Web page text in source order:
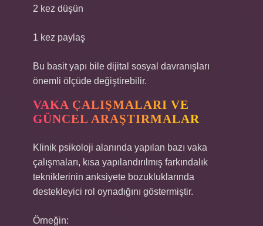
2 kez düşün
1 kez paylaş
Bu basit yapı bile dijital sosyal davranışları
önemli ölçüde değiştirebilir.
VAKA ÇALIŞMALARI VE
GÜNCEL ARAŞTIRMALAR
Klinik psikoloji alanında yapılan bazı vaka
çalışmaları, kısa yapılandırılmış farkındalık
tekniklerinin anksiyete bozukluklarında
destekleyici rol oynadığını göstermiştir.
Örneğin: